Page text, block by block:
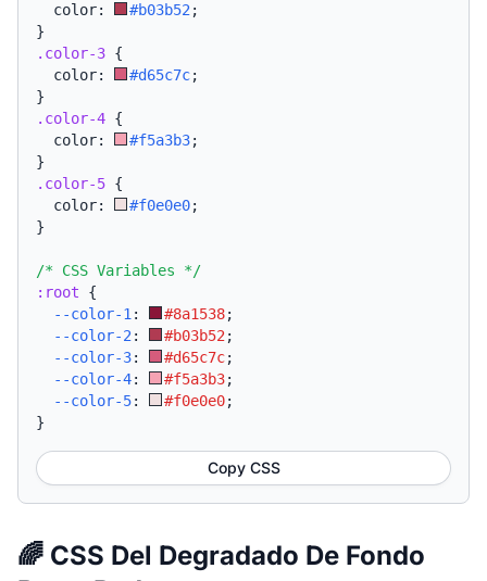
  color:
#b03b52 ;
}
.color-3 {
  color:
#d65c7c;
}
.color-4 {
  color:
#f5a3b3;
}
.color-5 {
  color:
#f0e0e0;
}
/* CSS Variables */
:root {
--color-1 : #8a1538;
--color-2 : #b03b52 ;
--color-3: #d65c7c;
--color-4: #f5a3b3;
--color-5: #f0e0e0;
}
Copy CSS
🌈 CSS Del Degradado De Fondo